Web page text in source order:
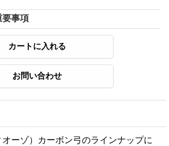
要事項
ーゾ）カーボン弓のラインナップに